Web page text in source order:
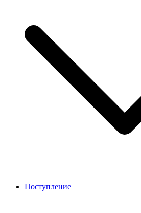
Поступление